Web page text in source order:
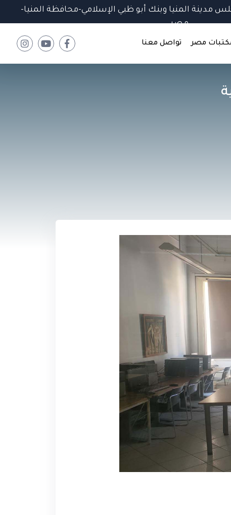
مدينة المنيا وبنك أبو ظبي الإسلامي-محافظة المنيا-
مصر
مصر تواصل معنا